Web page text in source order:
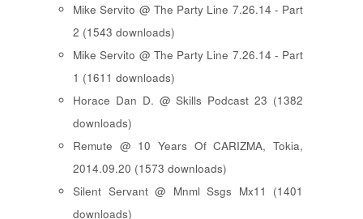
Mike Servito @ The Party Line 7.26.14 - Part
2 (1543 downloads)
Mike Servito @ The Party Line 7.26.14 - Part
1 (1611 downloads)
Horace Dan D. @ Skills Podcast 23 (1382
downloads)
Remute @ 10 Years Of CARIZMA, Tokia,
2014.09.20 (1573 downloads)
Silent Servant @ Mnml Ssgs Mx11 (1401
downloads)